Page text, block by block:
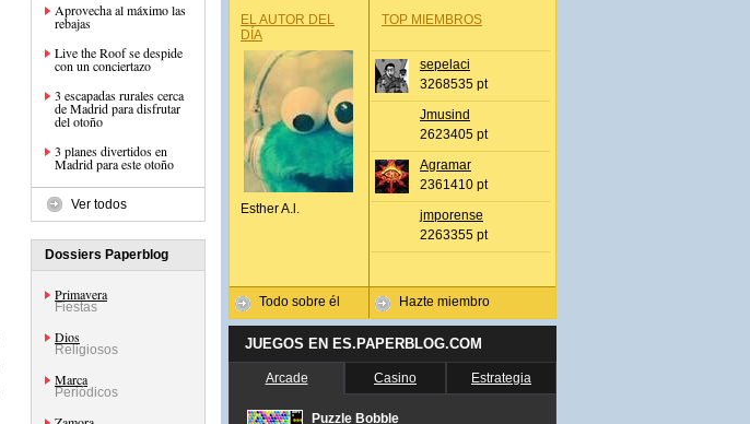
Aprovecha al máximo las
rebajas
Live the Roof se despide
con un conciertazo
3 escapadas rurales cerca
de Madrid para disfrutar
del otoño
3 planes divertidos en
Madrid para este otoño
Ver todos
Dossiers Paperblog
Primavera
Fiestas
Dios
Religiosos
Marca
Periódicos
EL AUTOR DEL
DÍA
Esther A.l.
Todo sobre él
TOP MIEMBROS
sepelaci
3268535 pt
Jmusind
2623405 pt
Agramar
2361410 pt
jmporense
2263355 pt
Hazte miembro
JUEGOS EN ES.PAPERBLOG.COM
Arcade Casino Estrategia
Puzzle Bobble